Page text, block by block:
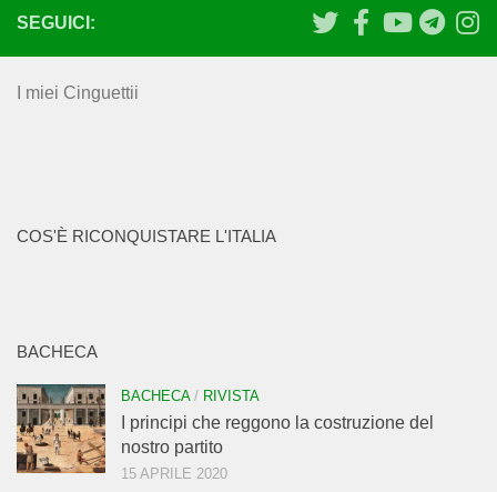
SEGUICI:
I miei Cinguettii
COS'È RICONQUISTARE L'ITALIA
BACHECA
BACHECA/ RIVISTA
I principi che reggono la costruzione del
nostro partito
15 APRILE 2020